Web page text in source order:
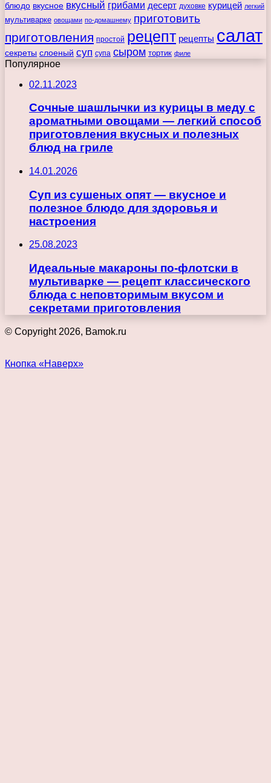
блюдо вкусное вкусный грибами десерт духовке курицей легкий
мультиварке овощами по-домашнему приготовить
приготовления простой рецепт рецепты салат
секреты слоеный суп супа сыром тортик филе
Популярное
02.11.2023
Сочные шашлычки из курицы в меду с
ароматными овощами — легкий способ
приготовления вкусных и полезных
блюд на гриле
14.01.2026
Суп из сушеных опят — вкусное и
полезное блюдо для здоровья и
настроения
25.08.2023
Идеальные макароны по-флотски в
мультиварке — рецепт классического
блюда с неповторимым вкусом и
секретами приготовления
© Copyright 2026, Bamok.ru
Кнопка «Наверх»